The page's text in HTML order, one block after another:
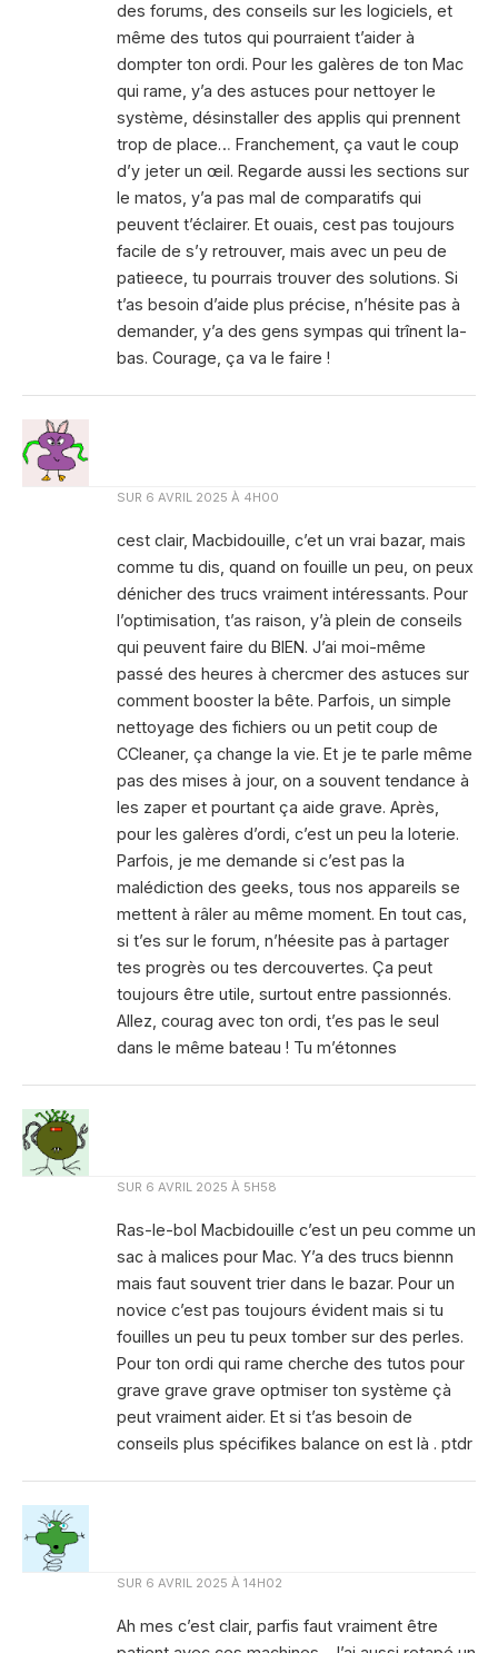
des forums, des conseils sur les logiciels, et
même des tutos qui pourraient t’aider à
dompter ton ordi. Pour les galères de ton Mac
qui rame, y’a des astuces pour nettoyer le
système, désinstaller des applis qui prennent
trop de place… Franchement, ça vaut le coup
d’y jeter un œil. Regarde aussi les sections sur
le matos, y’a pas mal de comparatifs qui
peuvent t’éclairer. Et ouais, cest pas toujours
facile de s’y retrouver, mais avec un peu de
patieece, tu pourrais trouver des solutions. Si
t’as besoin d’aide plus précise, n’hésite pas à
demander, y’a des gens sympas qui trînent la-
bas. Courage, ça va le faire !
SUR 6 AVRIL 2025 À 4H00
cest clair, Macbidouille, c’et un vrai bazar, mais
comme tu dis, quand on fouille un peu, on peux
dénicher des trucs vraiment intéressants. Pour
l’optimisation, t’as raison, y’à plein de conseils
qui peuvent faire du BIEN. J’ai moi-même
passé des heures à chercmer des astuces sur
comment booster la bête. Parfois, un simple
nettoyage des fichiers ou un petit coup de
CCleaner, ça change la vie. Et je te parle même
pas des mises à jour, on a souvent tendance à
les zaper et pourtant ça aide grave. Après,
pour les galères d’ordi, c’est un peu la loterie.
Parfois, je me demande si c’est pas la
malédiction des geeks, tous nos appareils se
mettent à râler au même moment. En tout cas,
si t’es sur le forum, n’héesite pas à partager
tes progrès ou tes dercouvertes. Ça peut
toujours être utile, surtout entre passionnés.
Allez, courag avec ton ordi, t’es pas le seul
dans le même bateau ! Tu m’étonnes
SUR 6 AVRIL 2025 À 5H58
Ras-le-bol Macbidouille c’est un peu comme un
sac à malices pour Mac. Y’a des trucs biennn
mais faut souvent trier dans le bazar. Pour un
novice c’est pas toujours évident mais si tu
fouilles un peu tu peux tomber sur des perles.
Pour ton ordi qui rame cherche des tutos pour
grave grave grave optmiser ton système çà
peut vraiment aider. Et si t’as besoin de
conseils plus spécifikes balance on est là . ptdr
SUR 6 AVRIL 2025 À 14H02
Ah mes c’est clair, parfis faut vraiment être